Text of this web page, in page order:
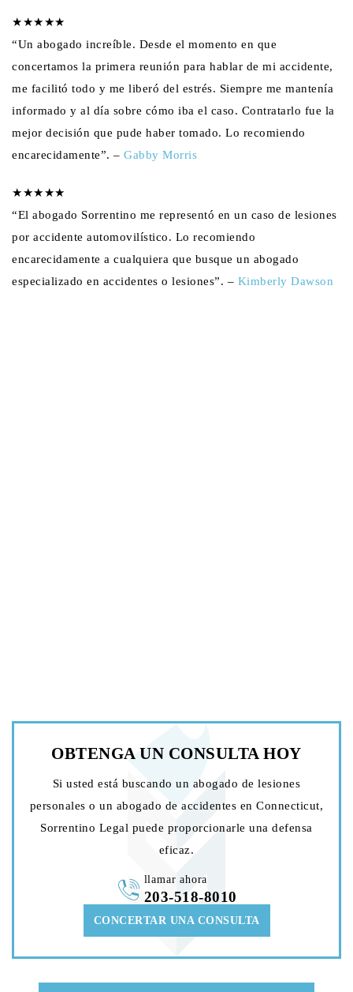
★★★★★
“Un abogado increíble. Desde el momento en que
concertamos la primera reunión para hablar de mi accidente,
me facilitó todo y me liberó del estrés. Siempre me mantenía
informado y al día sobre cómo iba el caso. Contratarlo fue la
mejor decisión que pude haber tomado. Lo recomiendo
encarecidamente”. – Gabby Morris
★★★★★
“El abogado Sorrentino me representó en un caso de lesiones
por accidente automovilístico. Lo recomiendo
encarecidamente a cualquiera que busque un abogado
especializado en accidentes o lesiones”. – Kimberly Dawson
OBTENGA UN CONSULTA HOY
Si usted está buscando un abogado de lesiones
personales o un abogado de accidentes en Connecticut,
Sorrentino Legal puede proporcionarle una defensa
eficaz.
CONCERTAR UNA CONSULTA
llamar ahora
203-518-8010